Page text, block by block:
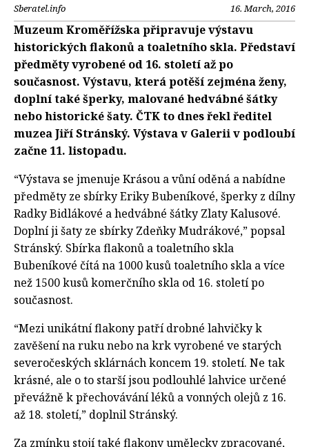
Sberatel.info 16. March, 2016
Muzeum Kroměřížska připravuje výstavu
historických flakonů a toaletního skla. Představí
předměty vyrobené od 16. století až po
současnost. Výstavu, která potěší zejména ženy,
doplní také šperky, malované hedvábné šátky
nebo historické šaty. ČTK to dnes řekl ředitel
muzea Jiří Stránský. Výstava v Galerii v podloubí
začne 11. listopadu.
“Výstava se jmenuje Krásou a vůní oděná a nabídne
předměty ze sbírky Eriky Bubeníkové, šperky z dílny
Radky Bidlákové a hedvábné šátky Zlaty Kalusové.
Doplní ji šaty ze sbírky Zdeňky Mudrákové,” popsal
Stránský. Sbírka flakonů a toaletního skla
Bubeníkové čítá na 1000 kusů toaletního skla a více
než 1500 kusů komerčního skla od 16. století po
současnost.
“Mezi unikátní flakony patří drobné lahvičky k
zavěšení na ruku nebo na krk vyrobené ve starých
severočeských sklárnách koncem 19. století. Ne tak
krásné, ale o to starší jsou podlouhlé lahvice určené
převážně k přechovávání léků a vonných olejů z 16.
až 18. století,” doplnil Stránský.
Za zmínku stojí také flakony umělecky zpracované,